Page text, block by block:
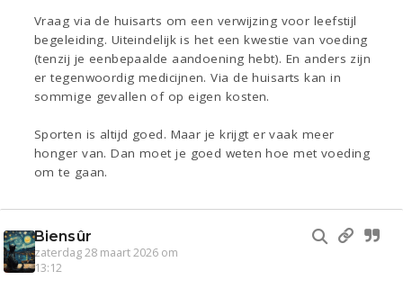
Vraag via de huisarts om een verwijzing voor leefstijl
begeleiding. Uiteindelijk is het een kwestie van voeding
(tenzij je eenbepaalde aandoening hebt). En anders zijn
er tegenwoordig medicijnen. Via de huisarts kan in
sommige gevallen of op eigen kosten.
Sporten is altijd goed. Maar je krijgt er vaak meer
honger van. Dan moet je goed weten hoe met voeding
om te gaan.
Biensûr
zaterdag 28 maart 2026 om
13:12